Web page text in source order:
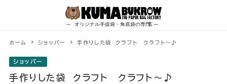
ホーム ショッパー 手作りした袋 クラフト クラフト～♪
ショッパー
手作りした袋 クラフト クラフト～♪